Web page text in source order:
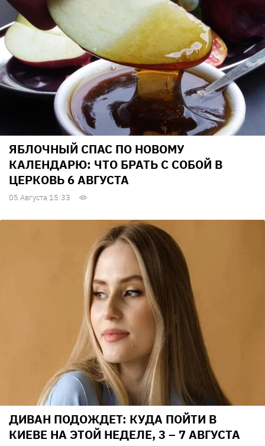
ЯБЛОЧНЫЙ СПАС ПО НОВОМУ
КАЛЕНДАРЮ: ЧТО БРАТЬ С СОБОЙ В
ЦЕРКОВЬ 6 АВГУСТА
05 Августа 15:33
ДИВАН ПОДОЖДЕТ: КУДА ПОЙТИ В
КИЕВЕ НА ЭТОЙ НЕДЕЛЕ, 3 – 7 АВГУСТА